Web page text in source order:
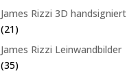
Produkte
James Rizzi 3D handsigniert
2121
Produkte
James Rizzi Leinwandbilder
3535